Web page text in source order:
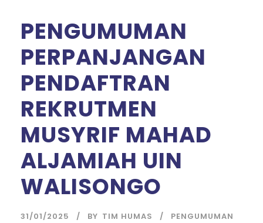
PENGUMUMAN
PERPANJANGAN
PENDAFTRAN
REKRUTMEN
MUSYRIF MAHAD
ALJAMIAH UIN
WALISONGO
31/01/2025 BY TIM HUMAS PENGUMUMAN